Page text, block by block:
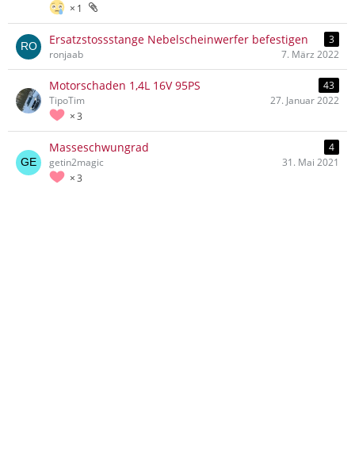
1
Ersatzstossstange Nebelscheinwerfer befestigen
3
ronjaab
7. März 2022
Motorschaden 1,4L 16V 95PS 43
3
TipoTim 27. Januar 2022
Masseschwungrad 4
3
getin2magic 31. Mai 2021